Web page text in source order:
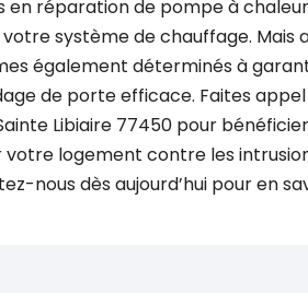
en réparation de pompe à
système de chauffage. Mais
également déterminés à
de porte efficace. Faites
Libiaire 77450 pour
logement contre les
nous dès aujourd’hui pour en